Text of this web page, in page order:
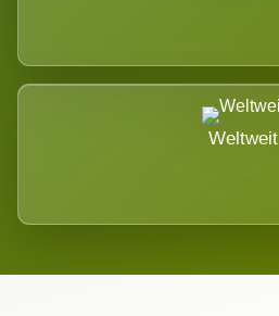
Weltweit